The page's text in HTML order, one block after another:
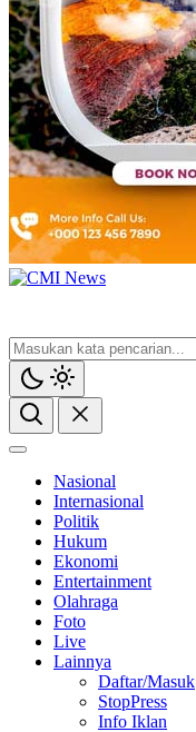
Nasional
Internasional
Politik
Hukum
Ekonomi
Entertainment
Olahraga
Foto
Live
Lainnya
Daftar/Masuk
StopPress
Info Iklan